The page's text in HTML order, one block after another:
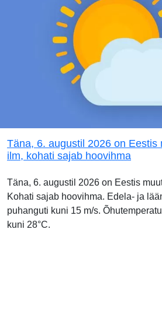
Täna, 6. augustil 2026 on Eestis
ilm, kohati sajab hoovihma
Täna, 6. augustil 2026 on Eestis
Kohati sajab hoovihma. Edela- ja
puhanguti kuni 15 m/s.
kuni 28°C.